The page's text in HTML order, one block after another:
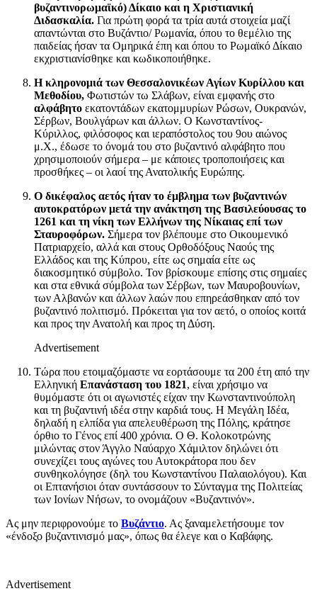
βυζαντινορωμαϊκό) Δίκαιο και η Χριστιανική
Διδασκαλία. Για πρώτη φορά τα τρία αυτά στοιχεία μαζί
απαντώνται στο Βυζάντιο/ Ρωμανία, όπου το θεμέλιο της
παιδείας ήσαν τα Ομηρικά έπη και όπου το Ρωμαϊκό Δίκαιο
εκχριστιανίσθηκε και κωδικοποιήθηκε.
Η κληρονομιά των Θεσσαλονικέων Αγίων Κυρίλλου και
Μεθοδίου, Φωτιστών τω Σλάβων, είναι εμφανής στο
αλφάβητο εκατοντάδων εκατομμυρίων Ρώσων, Ουκρανών,
Σέρβων, Βουλγάρων και άλλων. Ο Κωνσταντίνος-
Κύριλλος, φιλόσοφος και ιεραπόστολος του 9ου αιώνος
μ.Χ., έδωσε το όνομά του στο βυζαντινό αλφάβητο που
χρησιμοποιούν σήμερα – με κάποιες τροποποιήσεις και
προσθήκες – οι λαοί της Ανατολικής Ευρώπης.
Ο δικέφαλος αετός ήταν το έμβλημα των βυζαντινών
αυτοκρατόρων μετά την ανάκτηση της Βασιλεύουσας το
1261 και τη νίκη των Ελλήνων της Νίκαιας επί των
Σταυροφόρων. Σήμερα τον βλέπουμε στο Οικουμενικό
Πατριαρχείο, αλλά και στους Ορθοδόξους Ναούς της
Ελλάδος και της Κύπρου, είτε ως σημαία είτε ως
διακοσμητικό σύμβολο. Τον βρίσκουμε επίσης στις σημαίες
και στα εθνικά σύμβολα των Σέρβων, των Μαυροβουνίων,
των Αλβανών και άλλων λαών που επηρεάσθηκαν από τον
βυζαντινό πολιτισμό. Πρόκειται για τον αετό, ο οποίος κοιτά
και προς την Ανατολή και προς τη Δύση.
Advertisement
Τώρα που ετοιμαζόμαστε να εορτάσουμε τα 200 έτη από την
Ελληνική Επανάσταση του 1821, είναι χρήσιμο να
θυμόμαστε ότι οι αγωνιστές είχαν την Κωνσταντινούπολη
και τη βυζαντινή ιδέα στην καρδιά τους. Η Μεγάλη Ιδέα,
δηλαδή η ελπίδα για απελευθέρωση της Πόλης, κράτησε
όρθιο το Γένος επί 400 χρόνια. Ο Θ. Κολοκοτρώνης
μιλώντας στον Άγγλο Ναύαρχο Χάμιλτον δηλώνει ότι
συνεχίζει τους αγώνες του Αυτοκράτορα που δεν
συνθηκολόγησε (δηλ του Κωνσταντίνου Παλαιολόγου). Και
οι Επτανήσιοι όταν συντάσσουν το Σύνταγμα της Πολιτείας
των Ιονίων Νήσων, το ονομάζουν «Βυζαντινόν».
Ας μην περιφρονούμε το Βυζάντιο. Ας ξαναμελετήσουμε τον
«ένδοξο βυζαντινισμό μας», όπως θα έλεγε και ο Καβάφης.
Advertisement